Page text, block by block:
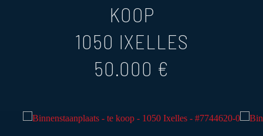
KOOP
1050 IXELLES
50.000 €